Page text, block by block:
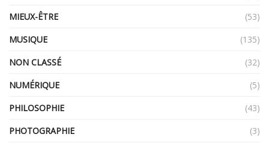
MIEUX-ÊTRE
(53)
MUSIQUE
(135)
NON CLASSÉ
(32)
NUMÉRIQUE
(5)
PHILOSOPHIE
(43)
PHOTOGRAPHIE
(3)